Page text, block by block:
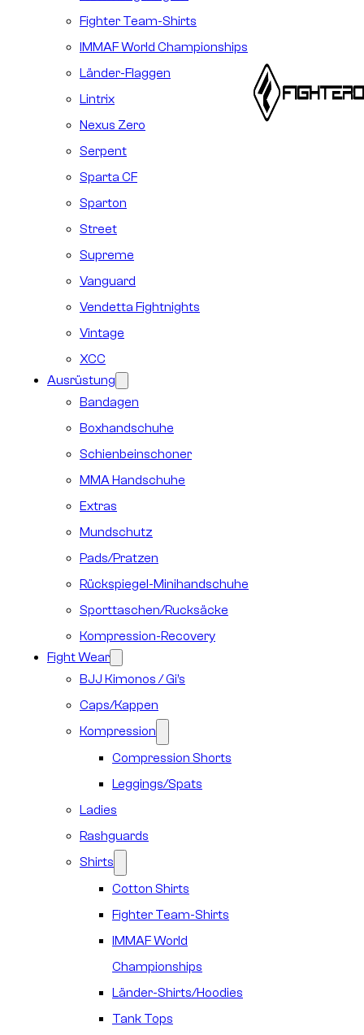
Fighter Team-Shirts
IMMAF World Championships
Länder-Flaggen
Lintrix
Nexus Zero
Serpent
Sparta CF
Sparton
Street
Supreme
Vanguard
Vendetta Fightnights
Vintage
XCC
Ausrüstung
Bandagen
Boxhandschuhe
Schienbeinschoner
MMA Handschuhe
Extras
Mundschutz
Pads/Pratzen
Rückspiegel-Minihandschuhe
Sporttaschen/Rucksäcke
Kompression-Recovery
Fight Wear
BJJ Kimonos / Gi’s
Caps/Kappen
Kompression
Compression Shorts
Leggings/Spats
Ladies
Rashguards
Shirts
Cotton Shirts
Fighter Team-Shirts
IMMAF World
Championships
Länder-Shirts/Hoodies
Tank Tops